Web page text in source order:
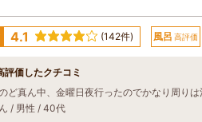
4.1 (142件) 風呂 高評価
評価したクチコミ
/ 男性 / 40代